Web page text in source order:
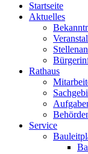
Startseite
Aktuelles
Rathaus
Service